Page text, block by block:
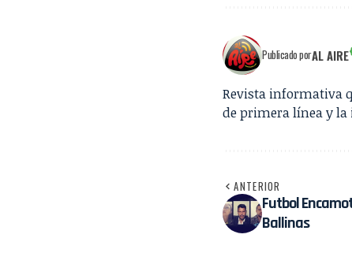
Publicado porAL AIRE
Revista informativa
de primera línea y la
ANTERIOR
Futbol
Ballinas